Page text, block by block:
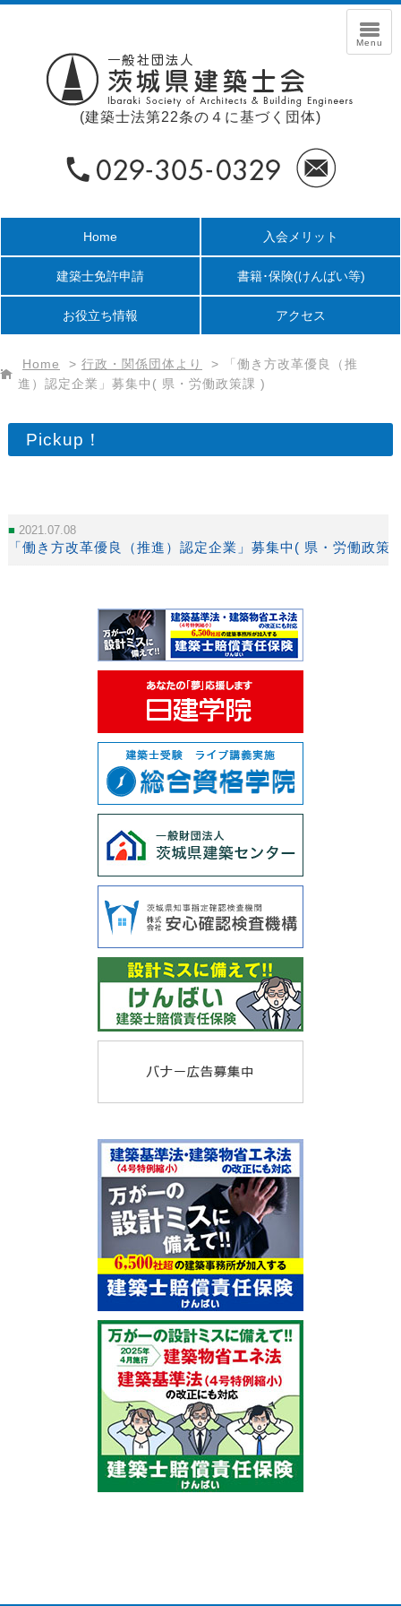
(建築士法第22条の４に基づく団体)
Home 入会メリット
建築士免許申請 書籍･保険(けんばい等)
お役立ち情報 アクセス
Home > 行政・関係団体より >
「働き方改革優良（推
進）認定企業」募集中( 県・労働政策課 )
Pickup！
2021.07.08
「働き方改革優良（推進）認定企業」募集中( 県・労働政策